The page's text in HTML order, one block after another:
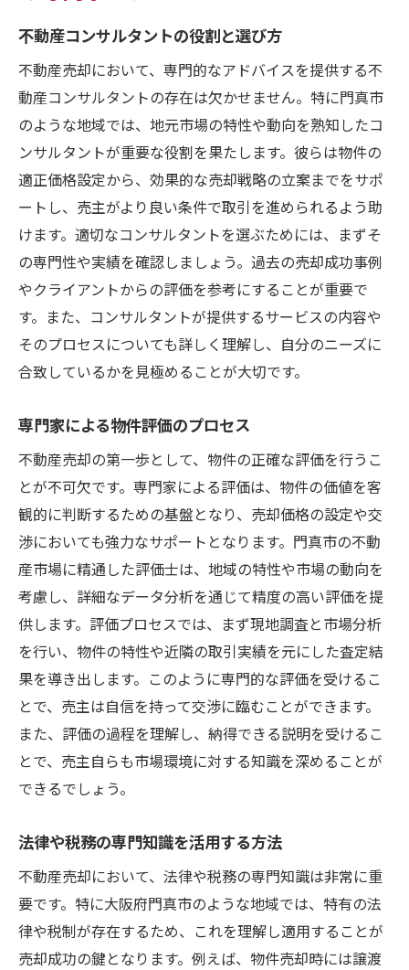
不動産コンサルタントの役割と選び方
不動産売却において、専門的なアドバイスを提供する不
動産コンサルタントの存在は欠かせません。特に門真市
のような地域では、地元市場の特性や動向を熟知したコ
ンサルタントが重要な役割を果たします。彼らは物件の
適正価格設定から、効果的な売却戦略の立案までをサポ
ートし、売主がより良い条件で取引を進められるよう助
けます。適切なコンサルタントを選ぶためには、まずそ
の専門性や実績を確認しましょう。過去の売却成功事例
やクライアントからの評価を参考にすることが重要で
す。また、コンサルタントが提供するサービスの内容や
そのプロセスについても詳しく理解し、自分のニーズに
合致しているかを見極めることが大切です。
専門家による物件評価のプロセス
不動産売却の第一歩として、物件の正確な評価を行うこ
とが不可欠です。専門家による評価は、物件の価値を客
観的に判断するための基盤となり、売却価格の設定や交
渉においても強力なサポートとなります。門真市の不動
産市場に精通した評価士は、地域の特性や市場の動向を
考慮し、詳細なデータ分析を通じて精度の高い評価を提
供します。評価プロセスでは、まず現地調査と市場分析
を行い、物件の特性や近隣の取引実績を元にした査定結
果を導き出します。このように専門的な評価を受けるこ
とで、売主は自信を持って交渉に臨むことができます。
また、評価の過程を理解し、納得できる説明を受けるこ
とで、売主自らも市場環境に対する知識を深めることが
できるでしょう。
法律や税務の専門知識を活用する方法
不動産売却において、法律や税務の専門知識は非常に重
要です。特に大阪府門真市のような地域では、特有の法
律や税制が存在するため、これを理解し適用することが
売却成功の鍵となります。例えば、物件売却時には譲渡